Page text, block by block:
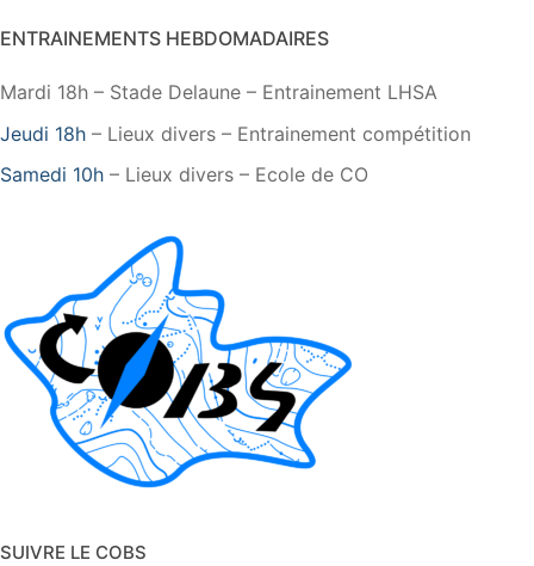
ENTRAINEMENTS HEBDOMADAIRES
Mardi 18h – Stade Delaune – Entrainement LHSA
Jeudi 18h – Lieux divers – Entrainement compétition
Samedi 10h – Lieux divers – Ecole de CO
SUIVRE LE COBS